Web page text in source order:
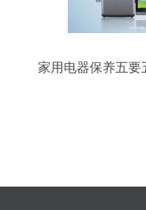
家用电器保养五